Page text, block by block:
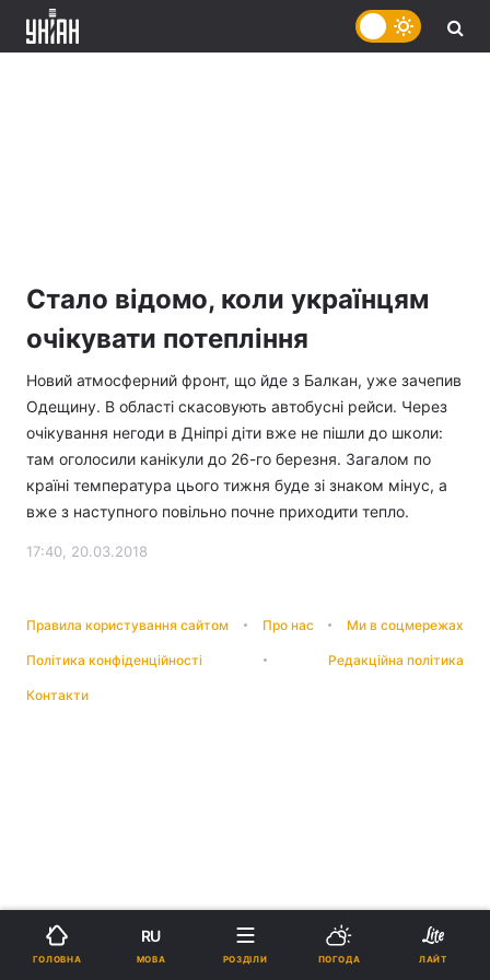
Стало відомо, коли українцям
очікувати потепління
Новий атмосферний фронт, що йде з Балкан, уже зачепив
Одещину. В області скасовують автобусні рейси. Через
очікування негоди в Дніпрі діти вже не пішли до школи:
там оголосили канікули до 26-го березня. Загалом по
країні температура цього тижня буде зі знаком мінус, а
вже з наступного повільно почне приходити тепло.
17:40, 20.03.2018
Правила користування сайтом Про нас Ми в соцмережах
Політика конфіденційності Редакційна політика
Контакти
ГОЛОВНА
RU
МОВА РОЗДІЛИ ПОГОДА ЛАЙТ